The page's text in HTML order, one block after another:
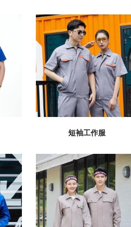
短袖工作服